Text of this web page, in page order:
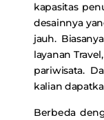
kapasitas
desainnya
jauh.
layanan
pariwisata.
kalian
Berbeda